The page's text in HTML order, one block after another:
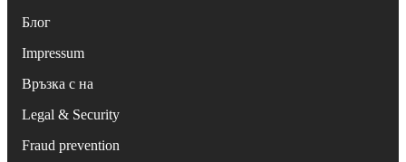
Блог
Impressum
Връзка с на
Legal & Security
Fraud prevention